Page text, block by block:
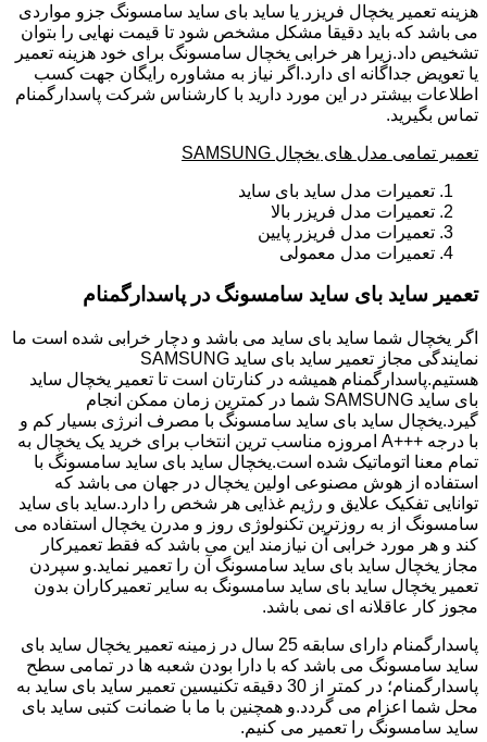
هزینه تعمیر یخچال فریزر یا ساید بای ساید سامسونگ جزو مواردی
می باشد که باید دقیقا مشکل مشخص شود تا قیمت نهایی را بتوان
تشخیص داد.زیرا هر خرابی یخچال سامسونگ برای خود هزینه تعمیر
یا تعویض جداگانه ای دارد.اگر نیاز به مشاوره رایگان جهت کسب
اطلاعات بیشتر در این مورد دارید با کارشناس شرکت پاسدارگمنام
تماس بگیرید.
تعمیر تمامی مدل های یخچال SAMSUNG
تعمیرات مدل ساید بای ساید
تعمیرات مدل فریزر بالا
تعمیرات مدل فریزر پایین
تعمیرات مدل معمولی
تعمیر ساید بای ساید سامسونگ در پاسدارگمنام
اگر یخچال شما ساید بای ساید می باشد و دچار خرابی شده است ما
نمایندگی مجاز تعمیر ساید بای ساید SAMSUNG
هستیم.پاسدارگمنام همیشه در کنارتان است تا تعمیر یخچال ساید
بای ساید SAMSUNG شما در کمترین زمان ممکن انجام
گیرد.یخچال ساید بای ساید سامسونگ با مصرف انرژی بسیار کم و
با درجه +++A امروزه مناسب ترین انتخاب برای خرید یک یخچال به
تمام معنا اتوماتیک شده است.یخچال ساید بای ساید سامسونگ با
استفاده از هوش مصنوعی اولین یخچال در جهان می باشد که
توانایی تفکیک علایق و رژیم غذایی هر شخص را دارد.ساید بای ساید
سامسونگ از به روزترین تکنولوژی روز و مدرن یخچال استفاده می
کند و هر مورد خرابی آن نیازمند این می باشد که فقط تعمیرکار
مجاز یخچال ساید بای ساید سامسونگ آن را تعمیر نماید.و سپردن
تعمیر یخچال ساید بای ساید سامسونگ به سایر تعمیرکاران بدون
مجوز کار عاقلانه ای نمی باشد.
پاسدارگمنام دارای سابقه 25 سال در زمینه تعمیر یخچال ساید بای
ساید سامسونگ می باشد که با دارا بودن شعبه ها در تمامی سطح
پاسدارگمنام؛ در کمتر از 30 دقیقه تکنیسین تعمیر ساید بای ساید به
محل شما اعزام می گردد.و همچنین با ما با ضمانت کتبی ساید بای
ساید سامسونگ را تعمیر می کنیم.